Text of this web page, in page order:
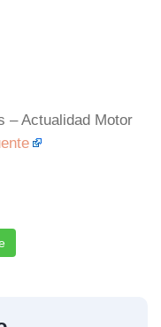
– Actualidad Motor